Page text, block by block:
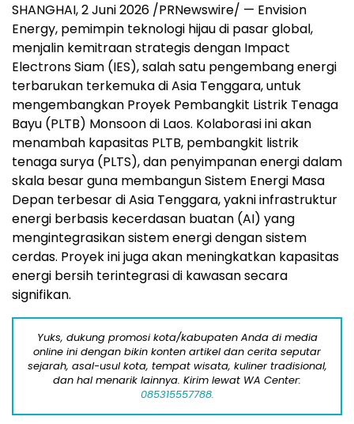
SHANGHAI, 2 Juni 2026 /PRNewswire/ — Envision
Energy, pemimpin teknologi hijau di pasar global,
menjalin kemitraan strategis dengan Impact
Electrons Siam (IES), salah satu pengembang energi
terbarukan terkemuka di Asia Tenggara, untuk
mengembangkan Proyek Pembangkit Listrik Tenaga
Bayu (PLTB) Monsoon di Laos. Kolaborasi ini akan
menambah kapasitas PLTB, pembangkit listrik
tenaga surya (PLTS), dan penyimpanan energi dalam
skala besar guna membangun Sistem Energi Masa
Depan terbesar di Asia Tenggara, yakni infrastruktur
energi berbasis kecerdasan buatan (AI) yang
mengintegrasikan sistem energi dengan sistem
cerdas. Proyek ini juga akan meningkatkan kapasitas
energi bersih terintegrasi di kawasan secara
signifikan.
Yuks, dukung promosi kota/kabupaten Anda di media
online ini dengan bikin konten artikel dan cerita seputar
sejarah, asal-usul kota, tempat wisata, kuliner tradisional,
dan hal menarik lainnya. Kirim lewat WA Center:
085315557788.